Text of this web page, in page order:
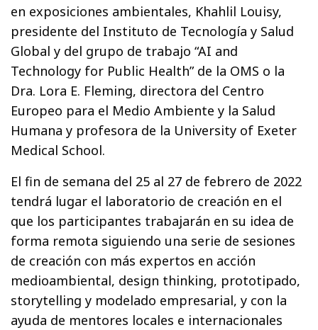
en exposiciones ambientales, Khahlil Louisy,
presidente del Instituto de Tecnología y Salud
Global y del grupo de trabajo “AI and
Technology for Public Health” de la OMS o la
Dra. Lora E. Fleming, directora del Centro
Europeo para el Medio Ambiente y la Salud
Humana y profesora de la University of Exeter
Medical School.
El fin de semana del 25 al 27 de febrero de 2022
tendrá lugar el laboratorio de creación en el
que los participantes trabajarán en su idea de
forma remota siguiendo una serie de sesiones
de creación con más expertos en acción
medioambiental, design thinking, prototipado,
storytelling y modelado empresarial, y con la
ayuda de mentores locales e internacionales